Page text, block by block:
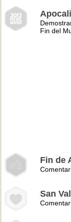
Fin del
Fin de
San